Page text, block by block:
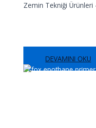
Zemin Tekniği Ürünleri
DEVAMINI OKU